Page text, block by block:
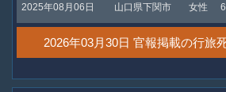
2025年08月06日 山口県下関市 女性
2026年03月30日 官報掲載の行旅